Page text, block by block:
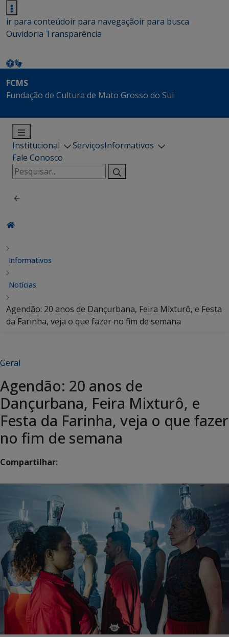
ir para conteúdoir para navegaçãoir para busca
Ouvidoria Transparência
FCMS
Fundação de Cultura de Mato Grosso do Sul
Institucional ServiçosInformativos
Fale Conosco
Pesquisar
por:
Informativos
Notícias
Agendão: 20 anos de Dançurbana, Feira Mixturô, e Festa
da Farinha, veja o que fazer no fim de semana
Geral
Agendão: 20 anos de
Dançurbana, Feira Mixturô, e
Festa da Farinha, veja o que fazer
no fim de semana
Compartilhar: